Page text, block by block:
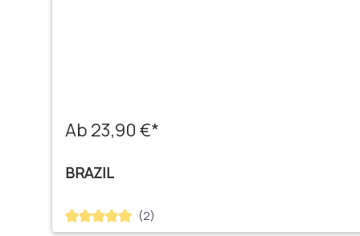
Ab 23,90 €*
BRAZIL
Durchschnittliche Bewertung von 5 von 5 Sternen
(2)